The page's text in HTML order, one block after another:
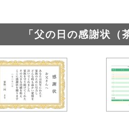
「父の日の感謝状（